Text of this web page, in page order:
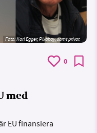
Foto:Karl Egger, Pixabay, samt privat
0
med
EU finansiera